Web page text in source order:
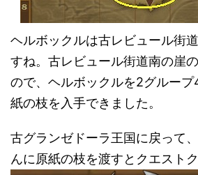
ヘルボックルは古レビュール街
すね。古レビュール街道南の崖
ので、ヘルボックルを2グルー
紙の枝を入手できました。
古グランゼドーラ王国に戻って
んに原紙の枝を渡すとクエストク